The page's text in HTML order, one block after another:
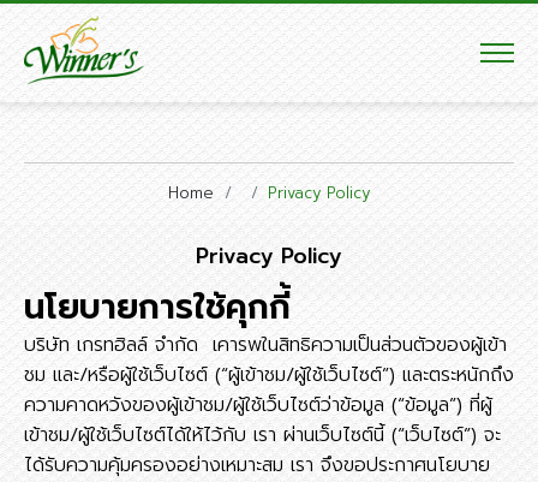
Home Privacy Policy
Privacy Policy
นโยบายการใช้คุกกี้
บริษัท เกรทฮิลล์ จำกัด เคารพในสิทธิความเป็นส่วนตัวของผู้เข้า
ชม และ/หรือผู้ใช้เว็บไซต์ (“ผู้เข้าชม/ผู้ใช้เว็บไซต์”) และตระหนักถึง
ความคาดหวังของผู้เข้าชม/ผู้ใช้เว็บไซต์ว่าข้อมูล (“ข้อมูล”) ที่ผู้
เข้าชม/ผู้ใช้เว็บไซต์ได้ให้ไว้กับ เรา ผ่านเว็บไซต์นี้ (“เว็บไซต์”) จะ
ได้รับความคุ้มครองอย่างเหมาะสม เรา จึงขอประกาศนโยบาย